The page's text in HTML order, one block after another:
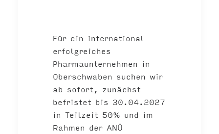
Für ein international
erfolgreiches
Pharmaunternehmen in
Oberschwaben suchen wir
ab sofort, zunächst
befristet bis 30.04.2027
in Teilzeit 50% und im
Rahmen der ANÜ